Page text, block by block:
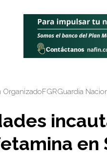
OrganizadoFGRGuardia
en